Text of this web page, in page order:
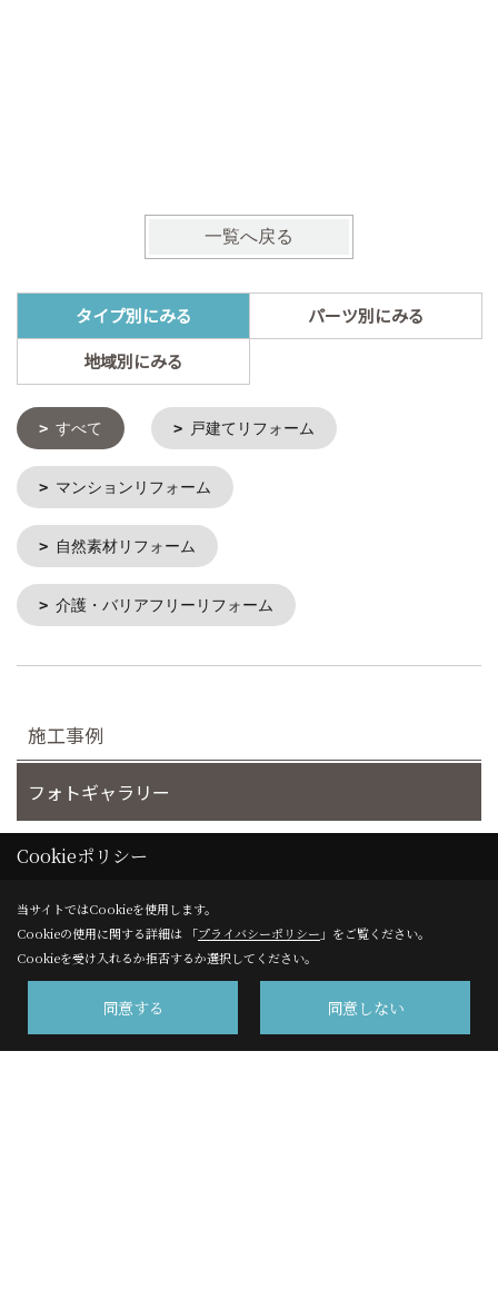
一覧へ戻る
タイプ別にみる
パーツ別にみる
地域別にみる
すべて 戸建てリフォーム
マンションリフォーム
自然素材リフォーム
介護・バリアフリーリフォーム
施工事例
フォトギャラリー
完工事例
お客様の声
株式会社サンエイ 高千穂事業部
Cookieポリシー
当サイトではCookieを使用します。
Cookieの使用に関する詳細は 「プライバシーポリシー 」をご覧ください。
Cookieを受け入れるか拒否するか選択してください。
同意する 同意しない